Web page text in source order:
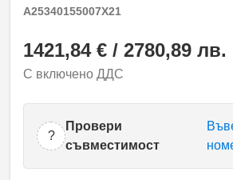
A25340155007X21
1421,84 € / 2780,89 лв.
С включено ДДС
?
Провери
съвместимост